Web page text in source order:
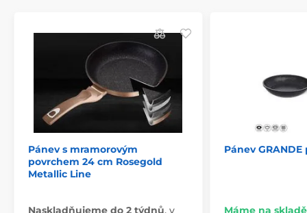
Pánev s mramorovým
povrchem 24 cm Rosegold
Metallic Line
Naskladňujeme do 2 týdnů, v
Pánev
Máme na skladě